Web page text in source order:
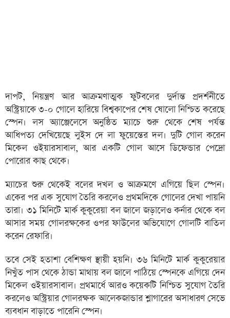
দাপট, নিয়ন্ত্রণ আর আক্রমণাত্মক ফুটবলের দুর্দান্ত প্রদর্শনীতে
অস্ট্রিয়াকে ৩-০ গোলে হারিয়ে বিশ্বকাপের শেষ ষোলো নিশ্চিত করেছে
স্পেন। লস অ্যাঞ্জেলেসে অনুষ্ঠিত ম্যাচে শুরু থেকে শেষ পর্যন্ত
আধিপত্য দেখিয়েছে লুইস দে লা ফুয়েন্তের দল। দুটি গোল করেন
মিকেল ওইয়ারসাবাল, আর একটি গোল আসে ডিফেন্ডার পেদ্রো
পোরোর কাছ থেকে।
ম্যাচের শুরু থেকেই বলের দখল ও আক্রমণে এগিয়ে ছিল স্পেন।
একের পর এক সুযোগ তৈরি করলেও প্রথমদিকে গোলের দেখা পায়নি
তারা। ৩১ মিনিটে মার্ক কুকুরেয়া বল জালে জড়ালেও কর্নার থেকে বল
আসার সময় গোলরক্ষকের ওপর ফাউলের অভিযোগে গোলটি বাতিল
করেন রেফারি।
তবে সেই হতাশা বেশিক্ষণ স্থায়ী হয়নি। ৩৬ মিনিটে মার্ক কুকুরেয়ার
নিখুঁত পাস থেকে ঠান্ডা মাথায় বল জালে পাঠিয়ে স্পেনকে এগিয়ে দেন
মিকেল ওইয়ারসাবাল। প্রথমার্ধে আরও কয়েকটি নিশ্চিত সুযোগ তৈরি
করলেও অস্ট্রিয়ার গোলরক্ষক আলেকজান্ডার শ্লাগারের অসাধারণ সেভে
ব্যবধান বাড়াতে পারেনি স্পেন।